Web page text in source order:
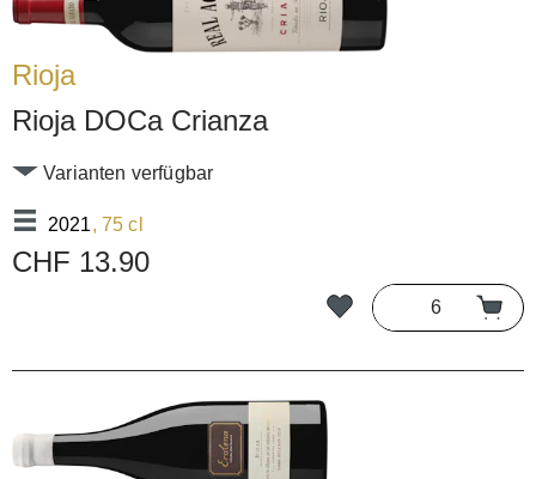
Rioja
Rioja DOCa Crianza
2021, 75 cl
Varianten verfügbar
CHF 13.90